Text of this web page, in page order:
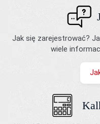
Jak się zarejestrować?
wiele